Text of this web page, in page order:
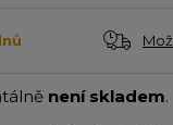
není skladem.